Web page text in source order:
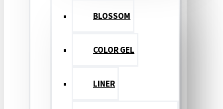
BLOSSOM
COLOR GEL
LINER